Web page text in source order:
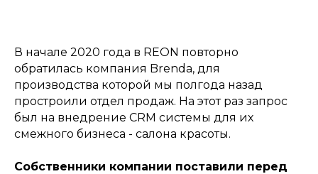
В начале 2020 года в REON повторно
обратилась компания Brenda, для
производства которой мы полгода назад
простроили отдел продаж. На этот раз запрос
был на внедрение CRM системы для их
смежного бизнеса - салона красоты.
Собственники компании поставили перед